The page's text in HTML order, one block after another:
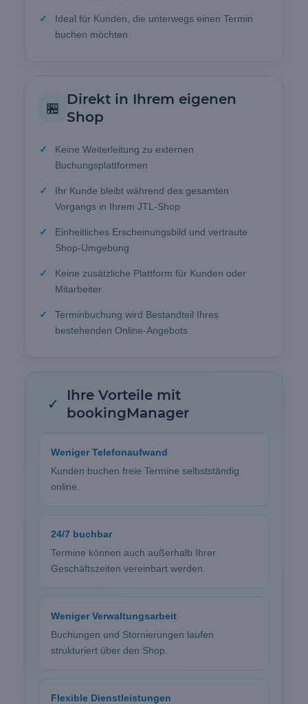
Ideal für Kunden, die unterwegs einen Termin
buchen möchten
🏪
Direkt in Ihrem eigenen
Shop
Keine Weiterleitung zu externen
Buchungsplattformen
Ihr Kunde bleibt während des gesamten
Vorgangs in Ihrem JTL-Shop
Einheitliches Erscheinungsbild und vertraute
Shop-Umgebung
Keine zusätzliche Plattform für Kunden oder
Mitarbeiter
Terminbuchung wird Bestandteil Ihres
bestehenden Online-Angebots
✓
Ihre Vorteile mit
bookingManager
Weniger Telefonaufwand
Kunden buchen freie Termine selbstständig
online.
24/7 buchbar
Termine können auch außerhalb Ihrer
Geschäftszeiten vereinbart werden.
Weniger Verwaltungsarbeit
Buchungen und Stornierungen laufen
strukturiert über den Shop.
Flexible Dienstleistungen